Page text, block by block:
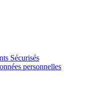
Sécurisés
personnelles